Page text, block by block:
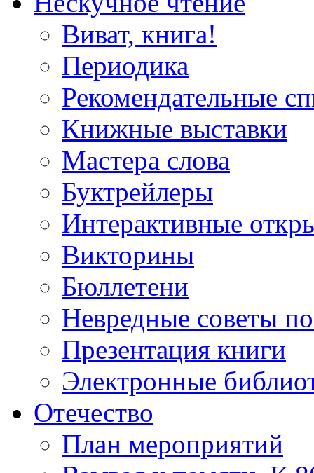
Виват, книга!
Периодика
Рекомендательные
Книжные выставки
Мастера слова
Буктрейлеры
Интерактивные
Викторины
Бюллетени
Невредные советы
Презентация книги
Электронные
Отечество
План мероприятий